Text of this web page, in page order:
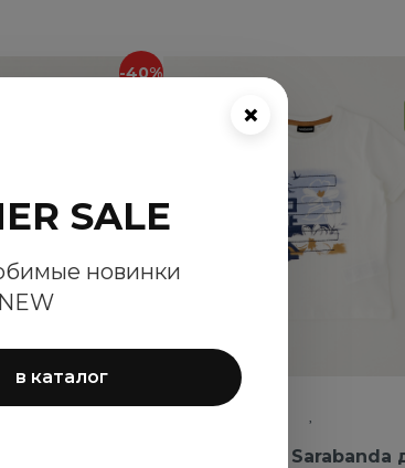
-40%
Футболка Sarabanda
×
SALE
новинки
в каталог